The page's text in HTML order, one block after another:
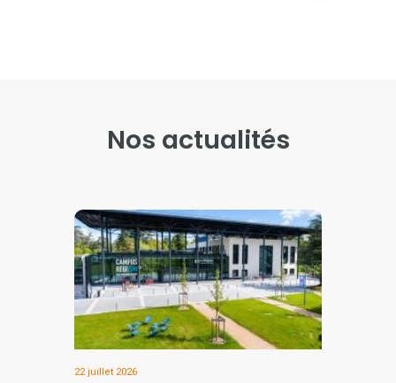
Nos actualités
22 juillet 2026